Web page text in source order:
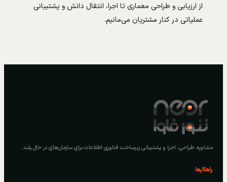
از ارزیابی و طراحی معماری تا اجرا، انتقال دانش و پشتیبانی
عملیاتی در کنار مشتریان می‌مانیم.
مشاوره، طراحی، اجرا و پشتیبانی زیرساخت فناوری اطلاعات برای سازمان‌های در حال رشد.
راهکارها